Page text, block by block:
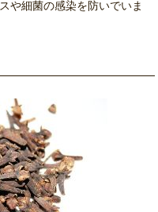
や細菌の感染を防いでいま